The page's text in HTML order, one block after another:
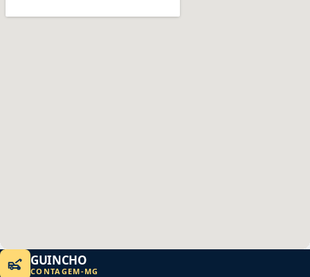
GUINCHO
CONTAGEM-MG